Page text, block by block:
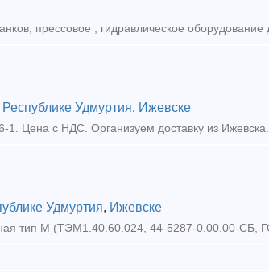
Республике Удмуртия, Ижевске
Цена с НДС. Организуем доставку из Ижевска.
Удмуртия, Ижевске